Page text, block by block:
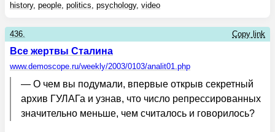
history, people, politics, psychology, video
436. Copy link
Все жертвы Сталина
www.demoscope.ru/weekly/2003/0103/analit01.php
— О чем вы подумали, впервые открыв секретный
архив ГУЛАГа и узнав, что число репрессированных
значительно меньше, чем считалось и говорилось?